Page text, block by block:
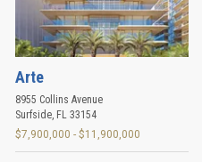
Arte
8955 Collins Avenue
Surfside, FL 33154
$7,900,000 - $11,900,000